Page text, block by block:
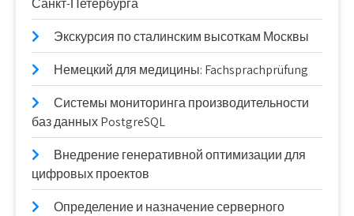
Санкт-Петербурга
Экскурсия по сталинским высоткам Москвы
Немецкий для медицины: Fachsprachprüfung
Системы мониторинга производительности
баз данных PostgreSQL
Внедрение генеративной оптимизации для
цифровых проектов
Определение и назначение серверного